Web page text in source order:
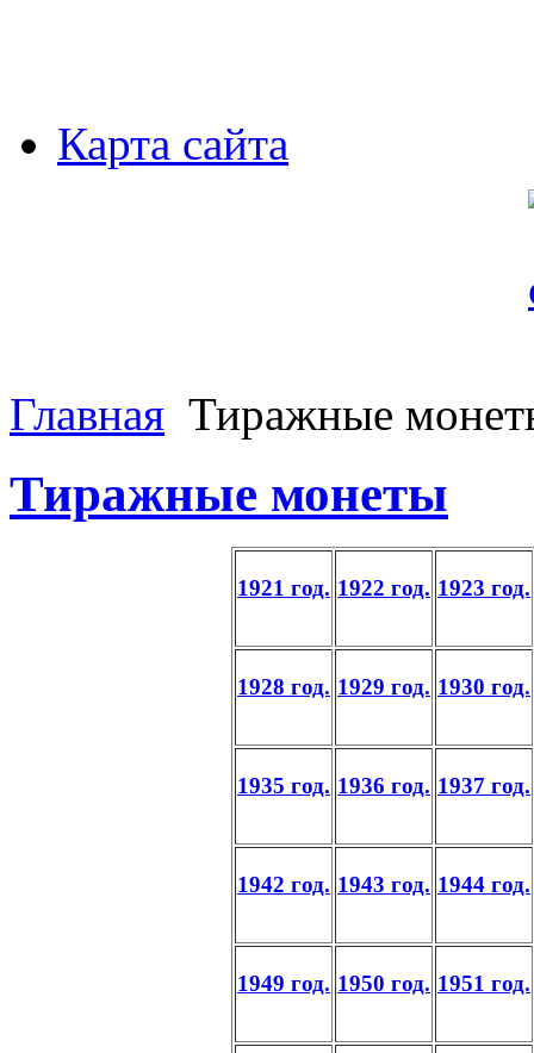
Карта сайта
Главная Тиражные
Тиражные монеты
1921 год. 1922 год. 1923 год.
1928 год. 1929 год. 1930 год.
1935 год. 1936 год. 1937 год.
1942 год. 1943 год. 1944 год.
1949 год. 1950 год. 1951 год.